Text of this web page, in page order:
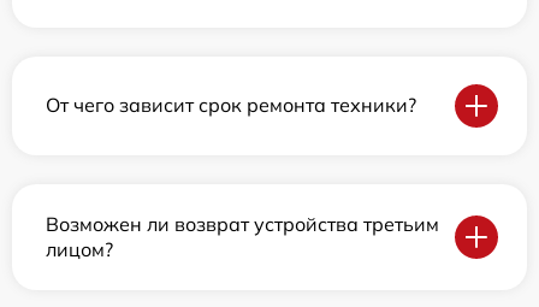
От чего зависит срок ремонта техники?
Возможен ли возврат устройства третьим
лицом?